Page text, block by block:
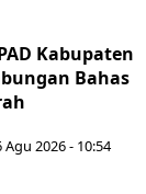
Kabupaten
Bahas
Agu 2026 - 10:54